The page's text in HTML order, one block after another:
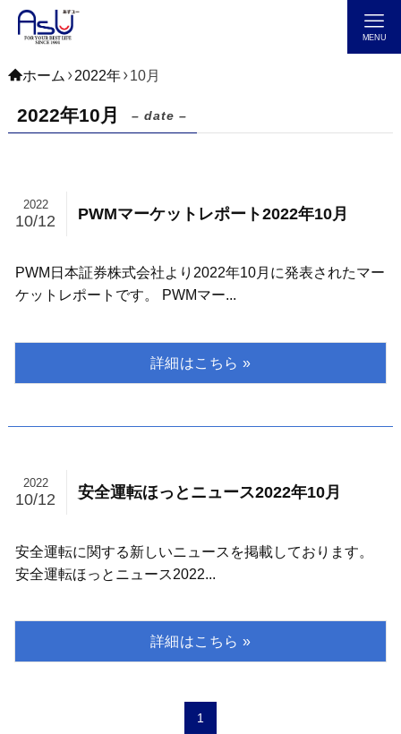
MENU
ホーム 2022年 10月
2022年10月 – date –
PWMマーケットレポート2022年10月
2022
10/12
PWM日本証券株式会社より2022年10月に発表されたマー
ケットレポートです。 PWMマー...
安全運転ほっとニュース2022年10月
2022
10/12
安全運転に関する新しいニュースを掲載しております。
安全運転ほっとニュース2022...
1